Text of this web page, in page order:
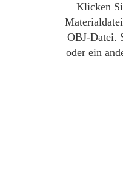
Klicken
OBJ-Datei.
oder ein